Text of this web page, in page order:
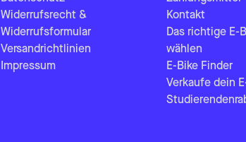
Widerrufsrecht &
Widerrufsformular
Versandrichtlinien
Impressum
Kontakt
Das richtige E-
wählen
E-Bike Finder
Verkaufe dein